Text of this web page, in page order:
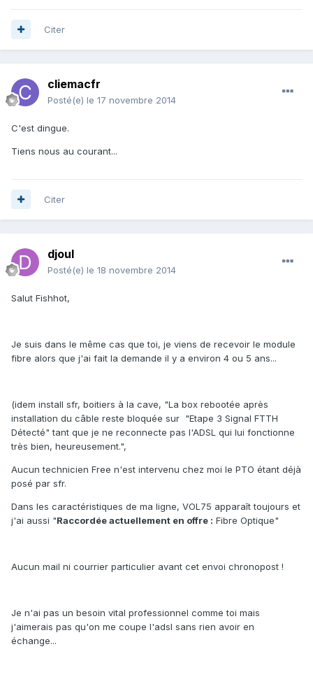
Citer
cliemacfr
Posté(e) le 17 novembre 2014
C'est dingue.
Tiens nous au courant...
Citer
djoul
Posté(e) le 18 novembre 2014
Salut Fishhot,
Je suis dans le même cas que toi, je viens de recevoir le module
fibre alors que j'ai fait la demande il y a environ 4 ou 5 ans...
(idem install sfr, boitiers à la cave, "La box rebootée après
installation du câble reste bloquée sur "Etape 3 Signal FTTH
Détecté" tant que je ne reconnecte pas l'ADSL qui lui fonctionne
très bien, heureusement.",
Aucun technicien Free n'est intervenu chez moi le PTO étant déjà
posé par sfr.
Dans les caractéristiques de ma ligne, VOL75 apparaît toujours et
j'ai aussi "Raccordée actuellement en offre : Fibre Optique"
Aucun mail ni courrier particulier avant cet envoi chronopost !
Je n'ai pas un besoin vital professionnel comme toi mais
j'aimerais pas qu'on me coupe l'adsl sans rien avoir en
échange...